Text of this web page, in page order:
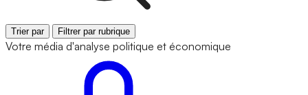
Trier par Filtrer par rubrique
Votre média d'analyse politique et économique